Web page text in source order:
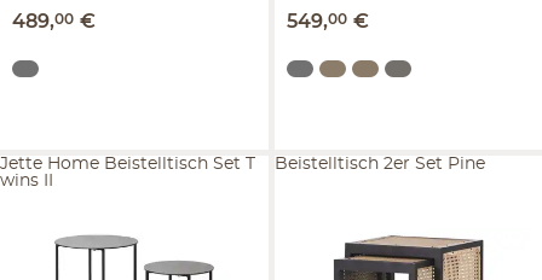
489,00 € 549,00 €
Jette Home Beistelltisch Set T
wins II
Beistelltisch 2er Set Pine